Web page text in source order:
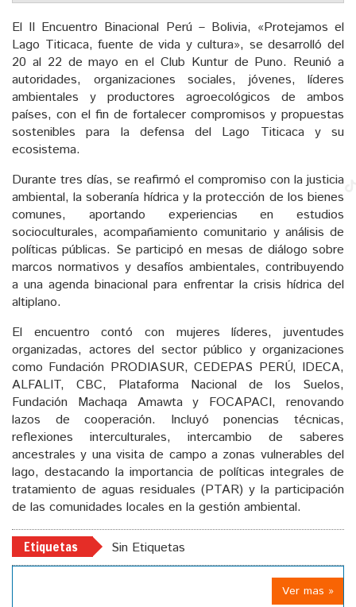
El II Encuentro Binacional Perú – Bolivia, «Protejamos el
Lago Titicaca, fuente de vida y cultura», se desarrolló del
20 al 22 de mayo en el Club Kuntur de Puno. Reunió a
autoridades, organizaciones sociales, jóvenes, líderes
ambientales y productores agroecológicos de ambos
países, con el fin de fortalecer compromisos y propuestas
sostenibles para la defensa del Lago Titicaca y su
ecosistema.
Durante tres días, se reafirmó el compromiso con la justicia
ambiental, la soberanía hídrica y la protección de los bienes
comunes, aportando experiencias en estudios
socioculturales, acompañamiento comunitario y análisis de
políticas públicas. Se participó en mesas de diálogo sobre
marcos normativos y desafíos ambientales, contribuyendo
a una agenda binacional para enfrentar la crisis hídrica del
altiplano.
El encuentro contó con mujeres líderes, juventudes
organizadas, actores del sector público y organizaciones
como Fundación PRODIASUR, CEDEPAS PERÚ, IDECA,
ALFALIT, CBC, Plataforma Nacional de los Suelos,
Fundación Machaqa Amawta y FOCAPACI, renovando
lazos de cooperación. Incluyó ponencias técnicas,
reflexiones interculturales, intercambio de saberes
ancestrales y una visita de campo a zonas vulnerables del
lago, destacando la importancia de políticas integrales de
tratamiento de aguas residuales (PTAR) y la participación
de las comunidades locales en la gestión ambiental.
Etiquetas Sin Etiquetas
Ver mas »